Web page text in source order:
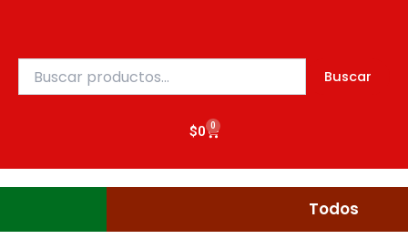
contenido
por:
Buscar
$0 0
Cart
Todos